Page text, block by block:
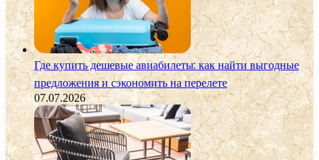
Где купить дешевые авиабилеты: как найти выгодные
предложения и сэкономить на перелете
07.07.2026